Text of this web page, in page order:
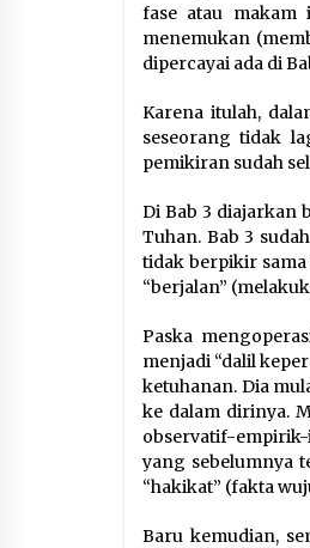
fase atau makam
menemukan
dipercayai ada di
Karena itulah,
seseorang tidak
pemikiran sudah
Di Bab 3 diajarkan
Tuhan. Bab 3
tidak berpikir sama
“berjalan”
Paska
menjadi “dalil
ketuhanan. Dia
ke dalam dirinya.
observatif-
yang sebelumnya
“hakikat” (fakta
Baru kemudian,